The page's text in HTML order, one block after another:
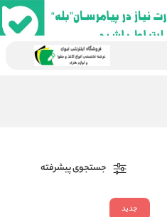
جستجوی پیشرفته
جدید